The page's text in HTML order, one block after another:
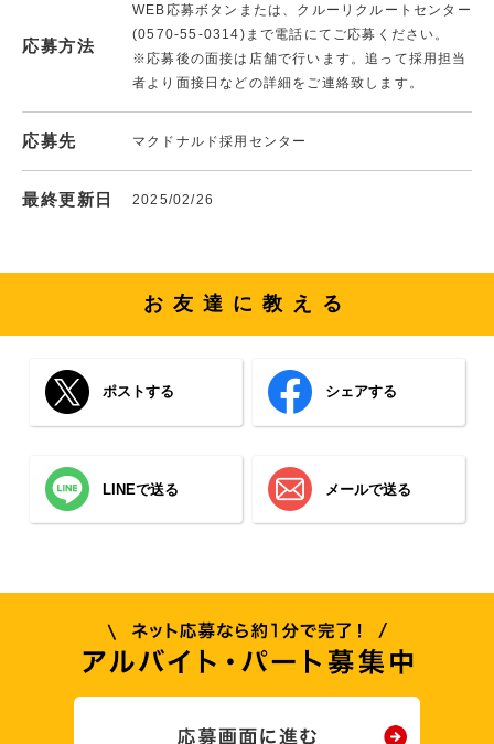
応募方法
WEB応募ボタンまたは、クルーリクルートセンター
(0570-55-0314)まで電話にてご応募ください。
※応募後の面接は店舗で行います。追って採用担当
者より面接日などの詳細をご連絡致します。
応募先 マクドナルド採用センター
最終更新日 2025/02/26
お友達に教える
ポストする シェアする
LINEで送る メールで送る